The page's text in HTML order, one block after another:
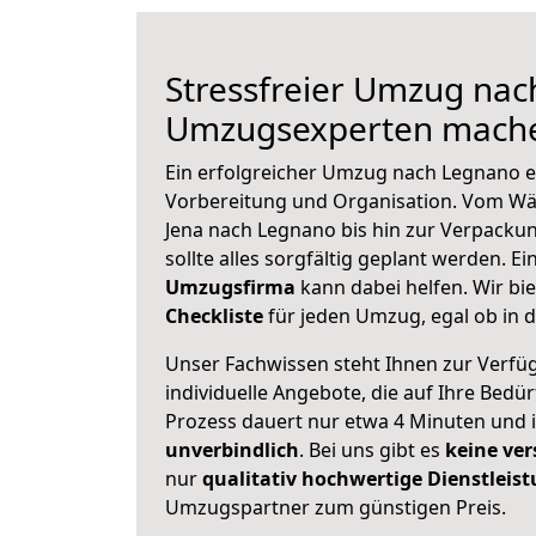
Stressfreier Umzug
Umzugsexperten
Ein erfolgreicher Umzug nach Legnano
Vorbereitung und Organisation. Vom
Jena nach Legnano bis hin zur
sollte alles sorgfältig geplant werden.
Umzugsfirma kann dabei helfen. Wir
Checklistefür jeden Umzug, egal ob in
Unser Fachwissen steht Ihnen zur
individuelle Angebote, die auf Ihre
Prozess dauert nur etwa 4 Minuten und
unverbindlich. Bei uns gibt es keine
nurqualitativ hochwertige
Umzugspartner zum günstigen Preis.